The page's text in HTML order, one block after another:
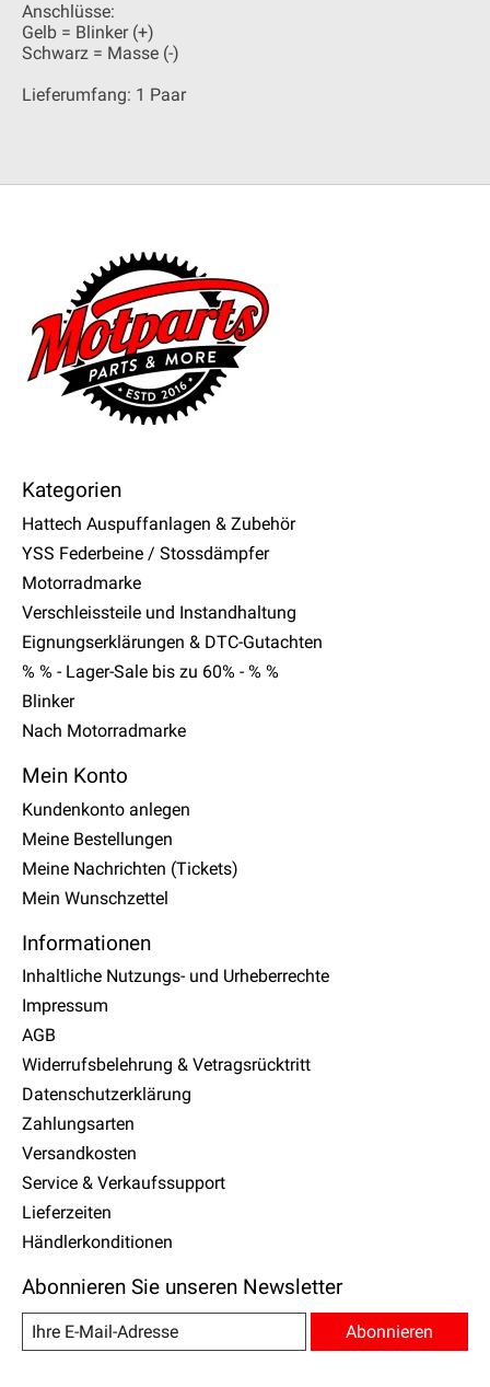
Anschlüsse:
Gelb = Blinker (+)
Schwarz = Masse (-)
Lieferumfang: 1 Paar
Kategorien
Hattech Auspuffanlagen & Zubehör
YSS Federbeine / Stossdämpfer
Motorradmarke
Verschleissteile und Instandhaltung
Eignungserklärungen & DTC-Gutachten
% % - Lager-Sale bis zu 60% - % %
Blinker
Nach Motorradmarke
Mein Konto
Kundenkonto anlegen
Meine Bestellungen
Meine Nachrichten (Tickets)
Mein Wunschzettel
Informationen
Inhaltliche Nutzungs- und Urheberrechte
Impressum
AGB
Widerrufsbelehrung & Vetragsrücktritt
Datenschutzerklärung
Zahlungsarten
Versandkosten
Service & Verkaufssupport
Lieferzeiten
Händlerkonditionen
Abonnieren Sie unseren Newsletter
Abonnieren